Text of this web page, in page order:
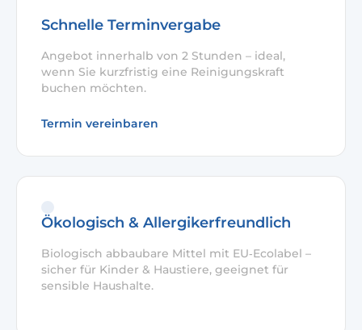
Schnelle Terminvergabe
Angebot innerhalb von 2 Stunden – ideal,
wenn Sie kurzfristig eine Reinigungskraft
buchen möchten.
Termin vereinbaren
Ökologisch & Allergikerfreundlich
Biologisch abbaubare Mittel mit EU‑Ecolabel –
sicher für Kinder & Haustiere, geeignet für
sensible Haushalte.